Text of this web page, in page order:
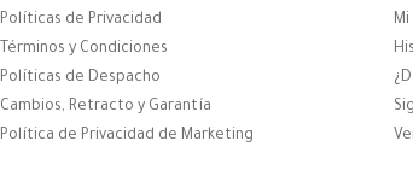
Políticas de Privacidad
Términos y Condiciones
Políticas de Despacho
Cambios, Retracto y Garantía
Política de Privacidad de Marketing